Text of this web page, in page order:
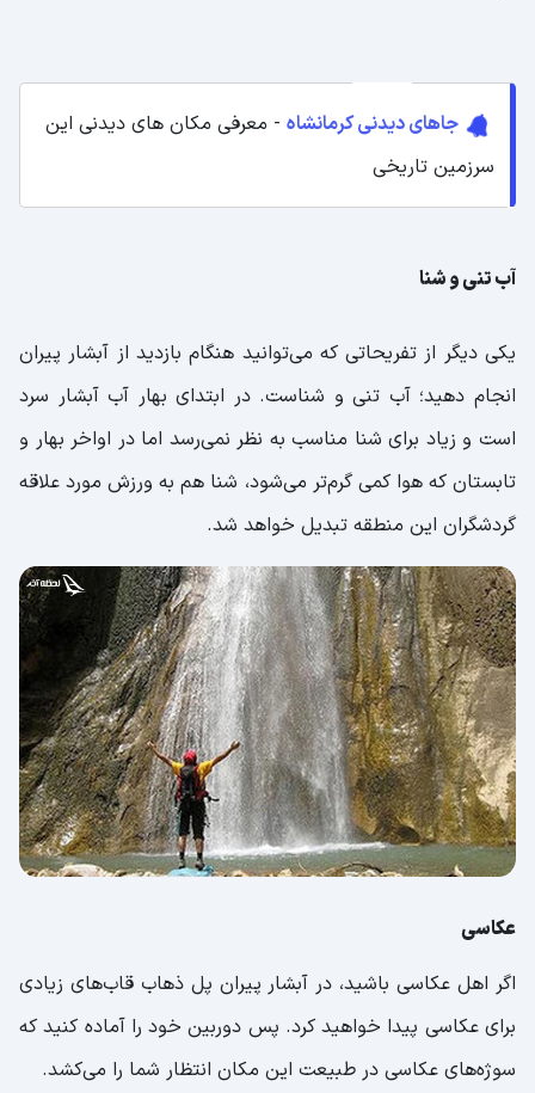
جاهای دیدنی کرمانشاه - معرفی مکان های دیدنی این
سرزمین تاریخی
آب تنی و شنا
یکی دیگر از تفریحاتی که می‌توانید هنگام بازدید از آبشار پیران
انجام دهید؛ آب تنی و شناست. در ابتدای بهار آب آبشار سرد
است و زیاد برای شنا مناسب به نظر نمی‌رسد اما در اواخر بهار و
تابستان که هوا کمی گرم‌تر می‌شود، شنا هم به ورزش مورد علاقه‌
گردشگران این منطقه تبدیل خواهد شد.
عکاسی
اگر اهل عکاسی باشید، در آبشار پیران پل ذهاب قاب‌های زیادی
برای عکاسی پیدا خواهید کرد. پس دوربین خود را آماده کنید که
سوژه‌های عکاسی در طبیعت این مکان انتظار شما را می‌کشد.